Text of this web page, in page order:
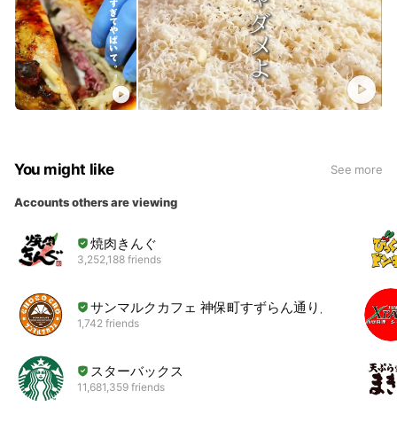
You might like See more
Accounts others are viewing
焼肉きんぐ
3,252,188 friends
サンマルクカフェ 神保町すずらん通り店
1,742 friends
スターバックス
11,681,359 friends